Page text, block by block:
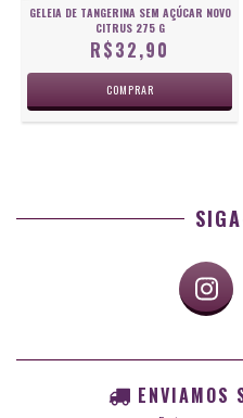
GELEIA DE TANGERINA SEM AÇÚCAR NOVO
CITRUS 275 G
R$32,90
ENVIAMOS